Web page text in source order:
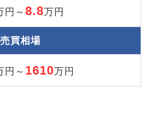
円～8.8万円
売買相場
円～ 1610万円